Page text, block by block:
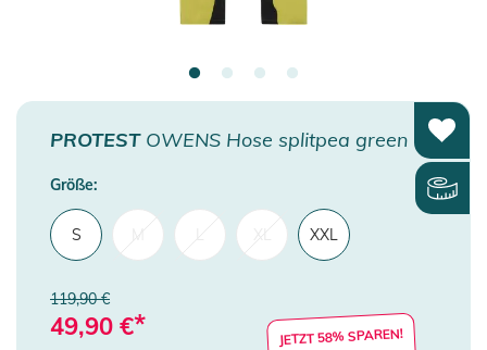
PROTESTOWENS Hose splitpea green
Größe:
S XXL
119,90 €
49,90 €* JETZT 58% SPAREN!